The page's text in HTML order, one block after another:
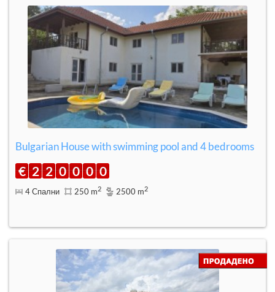
Bulgarian House with swimming pool and 4 bedrooms
€ 2 2 0 0 0 0
4 Спални 250 m2 2500 m2